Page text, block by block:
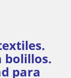
bolillos.
para